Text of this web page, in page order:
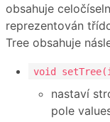
obsahuje
reprezentován
Tree obsahuje
void
nastaví
pole